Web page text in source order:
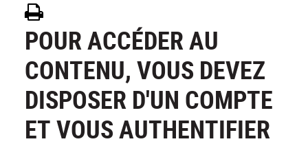
POUR ACCÉDER AU
CONTENU, VOUS DEVEZ
DISPOSER D'UN COMPTE
ET VOUS AUTHENTIFIER